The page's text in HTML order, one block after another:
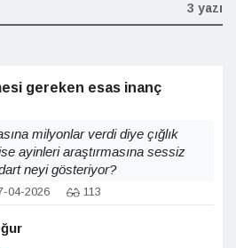
3 yazı
gereken esas inanç
milyonlar verdi diye çığlık
ayinleri araştırmasına sessiz
neyi gösteriyor?
04-2026 113